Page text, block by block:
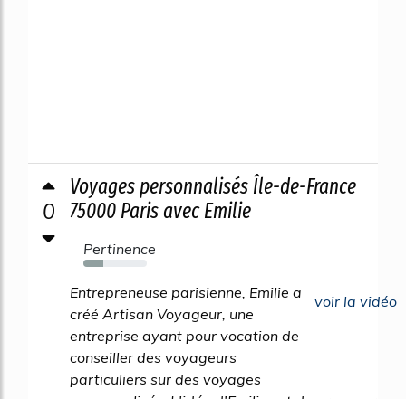
0
Voyages personnalisés Île-de-France
75000 Paris avec Emilie
Pertinence
31%
voir la vidéo
Entrepreneuse parisienne, Emilie a
créé Artisan Voyageur, une
entreprise ayant pour vocation de
conseiller des voyageurs
particuliers sur des voyages